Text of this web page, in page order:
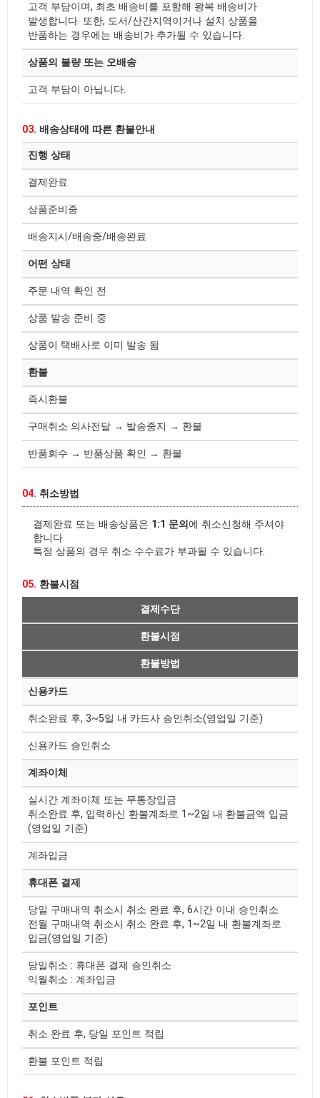
고객 부담이며, 최초 배송비를 포함해 왕복 배송비가
발생합니다. 또한, 도서/산간지역이거나 설치 상품을
반품하는 경우에는 배송비가 추가될 수 있습니다.
상품의 불량 또는 오배송
고객 부담이 아닙니다.
03. 배송상태에 따른 환불안내
진행 상태
결제완료
상품준비중
배송지시/배송중/배송완료
어떤 상태
주문 내역 확인 전
상품 발송 준비 중
상품이 택배사로 이미 발송 됨
환불
즉시환불
구매취소 의사전달 → 발송중지 → 환불
반품회수 → 반품상품 확인 → 환불
04. 취소방법
결제완료 또는 배송상품은 1:1 문의에 취소신청해 주셔야
합니다.
특정 상품의 경우 취소 수수료가 부과될 수 있습니다.
05. 환불시점
결제수단
환불시점
환불방법
신용카드
취소완료 후, 3~5일 내 카드사 승인취소(영업일 기준)
신용카드 승인취소
계좌이체
실시간 계좌이체 또는 무통장입금
취소완료 후, 입력하신 환불계좌로 1~2일 내 환불금액 입금
(영업일 기준)
계좌입금
휴대폰 결제
당일 구매내역 취소시 취소 완료 후, 6시간 이내 승인취소
전월 구매내역 취소시 취소 완료 후, 1~2일 내 환불계좌로
입금(영업일 기준)
당일취소 : 휴대폰 결제 승인취소
익월취소 : 계좌입금
포인트
취소 완료 후, 당일 포인트 적립
환불 포인트 적립